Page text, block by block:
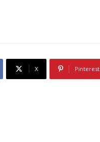
X Pinterest